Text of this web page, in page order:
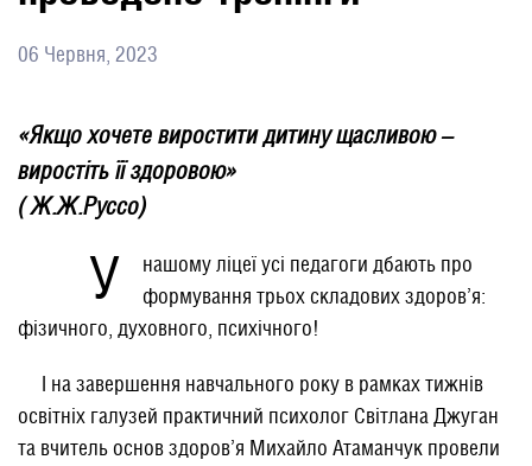
06 Червня, 2023
«Якщо хочете виростити дитину щасливою –
виростіть її здоровою»
( Ж.Ж.Руссо)
У
нашому ліцеї усі педагоги дбають про
формування трьох складових здоров’я:
фізичного, духовного, психічного!
І на завершення навчального року в рамках тижнів
освітніх галузей практичний психолог Світлана Джуган
та вчитель основ здоров’я Михайло Атаманчук провели